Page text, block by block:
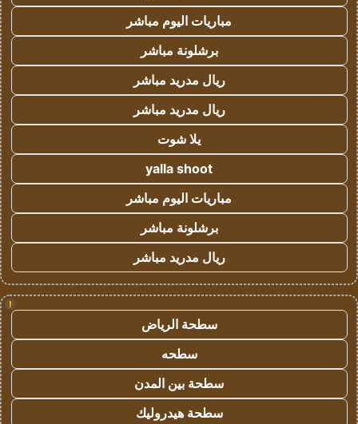
مباريات اليوم مباشر
برشلونة مباشر
ريال مدريد مباشر
ريال مدريد مباشر
يلا شوت
yalla shoot
مباريات اليوم مباشر
برشلونة مباشر
ريال مدريد مباشر
!
سطحة الرياض
سطحه
سطحة بين المدن
سطحة هيدروليك